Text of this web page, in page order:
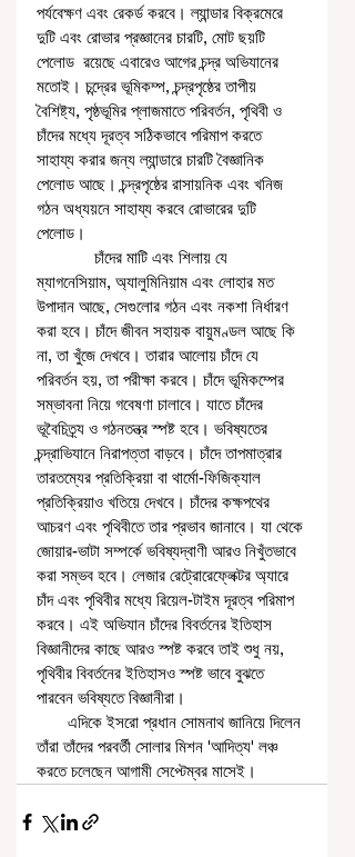
পর্যবেক্ষণ এবং রেকর্ড করবে। ল্যান্ডার বিক্রমেরে
দুটি এবং রোভার প্রজ্ঞানের চারটি, মোট ছয়টি
পেলোড  রয়েছে এবারেও আগের চন্দ্র অভিযানের
মতোই। চন্দ্রের ভূমিকম্প, চন্দ্রপৃষ্ঠের তাপীয়
বৈশিষ্ট্য, পৃষ্ঠভূমির প্লাজমাতে পরিবর্তন, পৃথিবী ও
চাঁদের মধ্যে দূরত্ব সঠিকভাবে পরিমাপ করতে
সাহায্য করার জন্য ল্যান্ডারে চারটি বৈজ্ঞানিক
পেলোড আছে। চন্দ্রপৃষ্ঠের রাসায়নিক এবং খনিজ
গঠন অধ্যয়নে সাহায্য করবে রোভারের দুটি
পেলোড।
ম্যাগনেসিয়াম, অ্যালুমিনিয়াম এবং লোহার মত
উপাদান আছে, সেগুলোর গঠন এবং নকশা নির্ধারণ
করা হবে। চাঁদে জীবন সহায়ক বায়ুমণ্ডল আছে কি
না, তা খুঁজে দেখবে। তারার আলোয় চাঁদে যে
পরিবর্তন হয়, তা পরীক্ষা করবে। চাঁদে ভূমিকম্পের
সম্ভাবনা নিয়ে গবেষণা চালাবে। যাতে চাঁদের
ভূবৈচিত্র্য ও গঠনতন্ত্র স্পষ্ট হবে। ভবিষ্যতের
চন্দ্রাভিযানে নিরাপত্তা বাড়বে। চাঁদে তাপমাত্রার
তারতম্যের প্রতিক্রিয়া বা থার্মো-ফিজিক্যাল
প্রতিক্রিয়াও খতিয়ে দেখবে। চাঁদের কক্ষপথের
আচরণ এবং পৃথিবীতে তার প্রভাব জানাবে। যা থেকে
জোয়ার-ভাটা সম্পর্কে ভবিষ্যদ্বাণী আরও নিখুঁতভাবে
করা সম্ভব হবে। লেজার রেট্রোরেফ্লেক্টর অ্যারে
চাঁদ এবং পৃথিবীর মধ্যে রিয়েল-টাইম দূরত্ব পরিমাপ
করবে। এই অভিযান চাঁদের বিবর্তনের ইতিহাস
বিজ্ঞানীদের কাছে আরও স্পষ্ট করবে তাই শুধু নয়,
পৃথিবীর বিবর্তনের ইতিহাসও স্পষ্ট ভাবে বুঝতে
পারবেন ভবিষ্যতে বিজ্ঞানীরা।
তাঁরা তাঁদের পরবর্তী সোলার মিশন 'আদিত্য' লঞ্চ
করতে চলেছেন আগামী সেপ্টেম্বর মাসেই।